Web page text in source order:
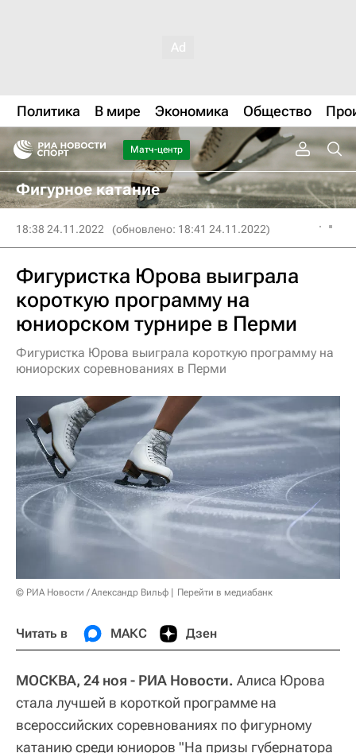
Политика В мире Экономика Общество
Матч-центр
Фигурное катание
18:38 24.11.2022 (обновлено: 18:41 24.11.2022)
Фигуристка Юрова выиграла
короткую программу на
юниорском турнире в Перми
Фигуристка Юрова выиграла короткую программу на
юниорских соревнованиях в Перми
© РИА Новости / Александр Вильф Перейти в медиабанк
Читать в МАКС Дзен
МОСКВА, 24 ноя - РИА Новости. Алиса Юрова
стала лучшей в короткой программе на
всероссийских соревнованиях по фигурному
катанию среди юниоров "На призы губернатора